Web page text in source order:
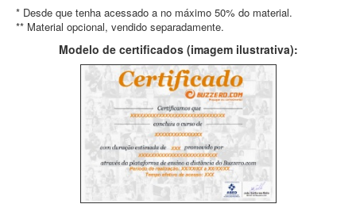
* Desde que tenha acessado a no máximo 50% do material.
** Material opcional, vendido separadamente.
Modelo de certificados (imagem ilustrativa):